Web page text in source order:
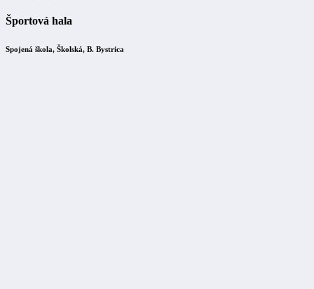
Športová hala
Spojená škola, Školská, B. Bystrica